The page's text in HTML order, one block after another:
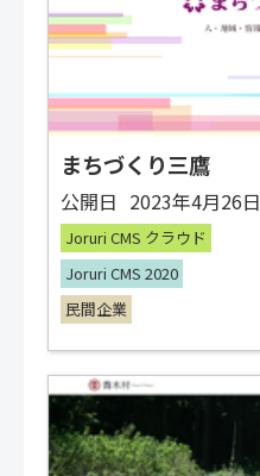
まちづくり三鷹
公開日 2023年4月26日
Joruri CMS クラウド
Joruri CMS 2020
民間企業